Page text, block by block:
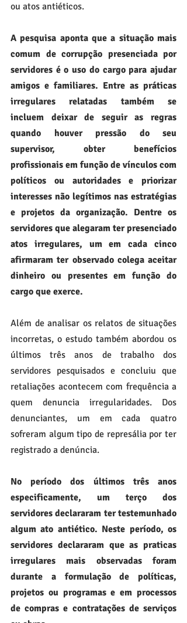
ou atos antiéticos.
A pesquisa aponta que a situação mais
comum de corrupção presenciada por
servidores é o uso do cargo para ajudar
amigos e familiares. Entre as práticas
irregulares relatadas também se
incluem deixar de seguir as regras
quando houver pressão do seu
supervisor, obter benefícios
profissionais em função de vínculos com
políticos ou autoridades e priorizar
interesses não legítimos nas estratégias
e projetos da organização. Dentre os
servidores que alegaram ter presenciado
atos irregulares, um em cada cinco
afirmaram ter observado colega aceitar
dinheiro ou presentes em função do
cargo que exerce.
Além de analisar os relatos de situações
incorretas, o estudo também abordou os
últimos três anos de trabalho dos
servidores pesquisados e concluiu que
retaliações acontecem com frequência a
quem denuncia irregularidades. Dos
denunciantes, um em cada quatro
sofreram algum tipo de represália por ter
registrado a denúncia.
No período dos últimos três anos
especificamente, um terço dos
servidores declararam ter testemunhado
algum ato antiético. Neste período, os
servidores declararam que as praticas
irregulares mais observadas foram
durante a formulação de políticas,
projetos ou programas e em processos
de compras e contratações de serviços